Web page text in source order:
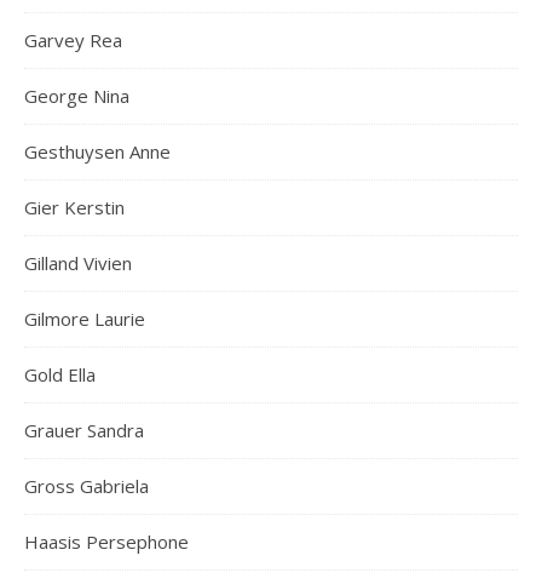
Garvey Rea
George Nina
Gesthuysen Anne
Gier Kerstin
Gilland Vivien
Gilmore Laurie
Gold Ella
Grauer Sandra
Gross Gabriela
Haasis Persephone